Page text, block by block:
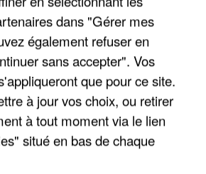
dans "Gérer mes
également refuser en
sans accepter". Vos
que pour ce site.
à jour vos choix, ou retirer
à tout moment via le lien
situé en bas de chaque